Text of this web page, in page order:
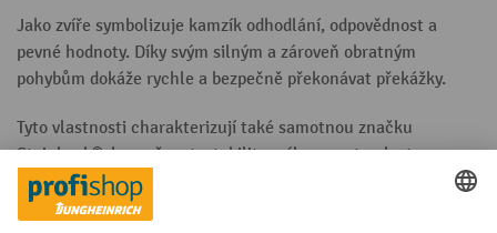
Jako zvíře symbolizuje kamzík odhodlání, odpovědnost a
pevné hodnoty. Díky svým silným a zároveň obratným
pohybům dokáže rychle a bezpečně překonávat překážky.
Tyto vlastnosti charakterizují také samotnou značku
Steinbock®: bezpečnost, stabilitu, výkon a vytrvalost.
V nabídce Jungheinrich PROFISHOP naleznete produkty